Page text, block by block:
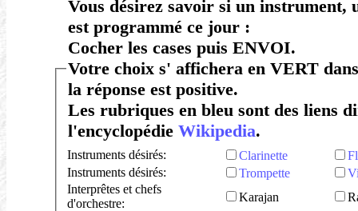
Vous désirez savoir si un instrument,
est programmé ce jour :
Cocher les cases puis ENVOI.
Votre choix s' affichera en VERT dans les programmes si
la réponse est positive.
Les rubriques en bleu sont des liens
l'encyclopédie Wikipedia.
Instruments désirés: Clarinette
Instruments désirés:
Trompette
Interprêtes et chefs
d'orchestre:
Karajan